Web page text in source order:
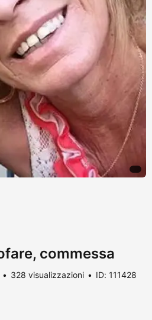
commessa
328 visualizzazioni ID: 111428